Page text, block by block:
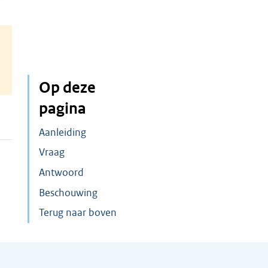
Op deze
pagina
Aanleiding
Vraag
Antwoord
Beschouwing
Terug naar boven